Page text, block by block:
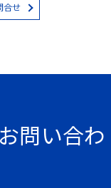
合せ
問い合わ